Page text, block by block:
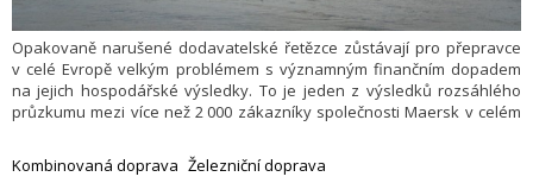
Opakovaně narušené dodavatelské řetězce zůstávají pro přepravce
v celé Evropě velkým problémem s významným finančním dopadem
na jejich hospodářské výsledky. To je jeden z výsledků rozsáhlého
průzkumu mezi více než 2 000 zákazníky společnosti Maersk v celém
Kombinovaná doprava Železniční doprava